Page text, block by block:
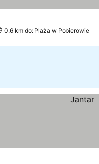
0.6 km do: Plaża w Pobierowie